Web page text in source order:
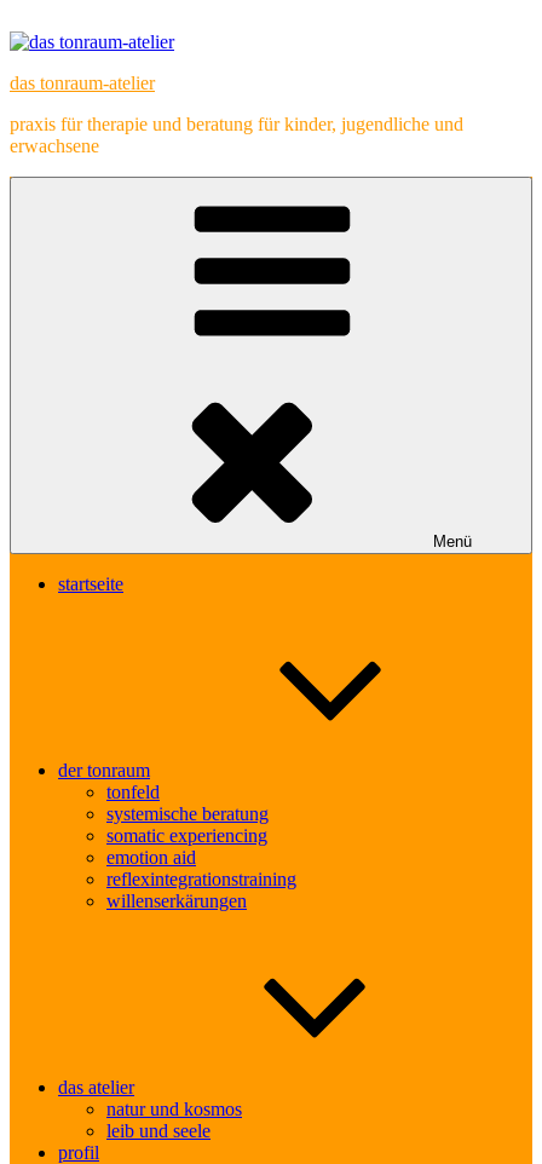
Inhalt
das tonraum-atelier
praxis für therapie und beratung für kinder, jugendliche und
erwachsene
Menü
startseite
der tonraum
tonfeld
systemische beratung
somatic experiencing
emotion aid
reflexintegrationstraining
willenserkärungen
das atelier
natur und kosmos
leib und seele
profil